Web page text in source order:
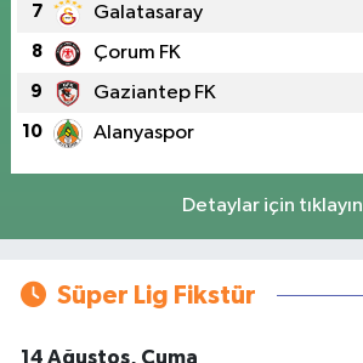
7 Galatasaray
8 Çorum FK
9 Gaziantep FK
10 Alanyaspor
Detaylar için tıklayın
Süper Lig Fikstür
14 Ağustos, Cuma